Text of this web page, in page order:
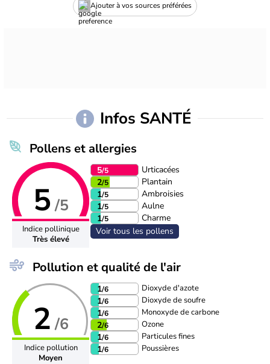
Ajouter à vos sources préférées
Infos SANTÉ
Pollens et allergies
5 /5
Indice pollinique
Très élevé
5/5
Urticacées
2/5
Plantain
1/5
Ambroisies
1/5
Aulne
1/5
Charme
Voir tous les pollens
Pollution et qualité de l'air
2 /6
Indice pollution
Moyen
1/6 Dioxyde d'azote
1/6 Dioxyde de soufre
1/6 Monoxyde de carbone
2/6 Ozone
1/6 Particules fines
1/6 Poussières